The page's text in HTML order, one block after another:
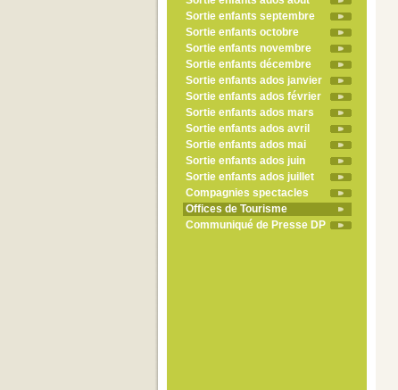
Sortie enfants septembre
Sortie enfants octobre
Sortie enfants novembre
Sortie enfants décembre
Sortie enfants ados janvier
Sortie enfants ados février
Sortie enfants ados mars
Sortie enfants ados avril
Sortie enfants ados mai
Sortie enfants ados juin
Sortie enfants ados juillet
Compagnies spectacles
Offices de Tourisme
Communiqué de Presse DP